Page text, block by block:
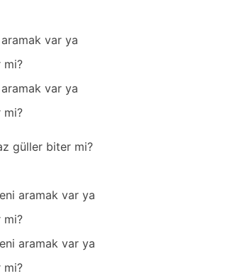
var ya
mi?
var ya
mi?
güller biter mi?
aramak var ya
mi?
aramak var ya
mi?